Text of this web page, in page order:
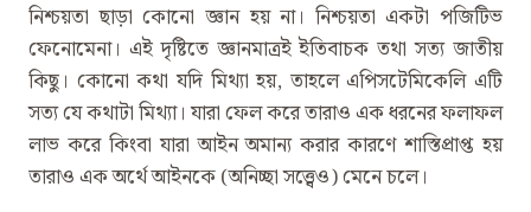
নিশ্চয়তা ছাড়া কোনো জ্ঞান হয় না। নিশ্চয়তা একটা পজিটিভ
ফেনোমেনা। এই দৃষ্টিতে জ্ঞানমাত্রই ইতিবাচক তথা সত্য জাতীয়
কিছু্। কোনো কথা যদি মিথ্যা হয়, তাহলে এপিসটেমিকেলি এটি
সত্য যে কথাটা মিথ্যা। যারা ফেল করে তারাও এক ধরনের ফলাফল
লাভ করে কিংবা যারা আইন অমান্য করার কারণে শাস্তিপ্রাপ্ত হয়
তারাও এক অর্থে আইনকে (অনিচ্ছা সত্ত্বেও) মেনে চলে।